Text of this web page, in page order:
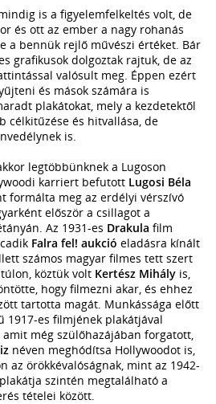
is a figyelemfelkeltés volt, de
és ott az ember a nagy rohanás
a bennük rejlő művészi értéket. Bár
grafikusok dolgoztak rajtuk, de az
valósult meg. Éppen ezért
és mások számára is
plakátokat, mely a kezdetektől
célkitűzése és hitvallása, de
is.
legtöbbünknek a Lugoson
karriert befutott Lugosi Béla
formálta meg az erdélyi vérszívó
először a csillagot a
Az 1931-es Drakula film
Falra fel! aukció eladásra kínált
számos magyar filmes tett szert
köztük volt Kertész Mihály is,
hogy filmezni akar, és ehhez
tartotta magát. Munkássága előtt
1917-es filmjének plakátjával
amit még szülőhazájában forgatott,
néven meghódítsa Hollywoodot is,
az örökkévalóságnak, mint az 1942-
szintén megtalálható a
tételei között.